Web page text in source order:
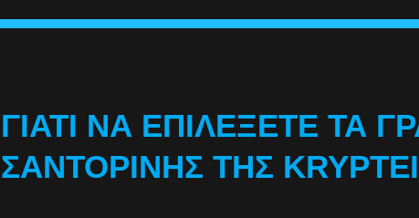
ΓΙΑΤΊ ΝΑ ΕΠΙΛΈΞΕΤΕ ΤΑ
ΣΑΝΤΟΡΊΝΗΣ ΤΗΣ